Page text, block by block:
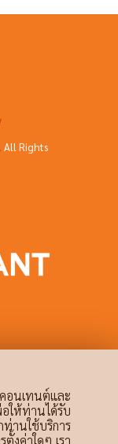
All Rights
อนเทนต์และ
ให้ท่านได้รับ
านใช้บริการ
งค่าใดๆ เรา